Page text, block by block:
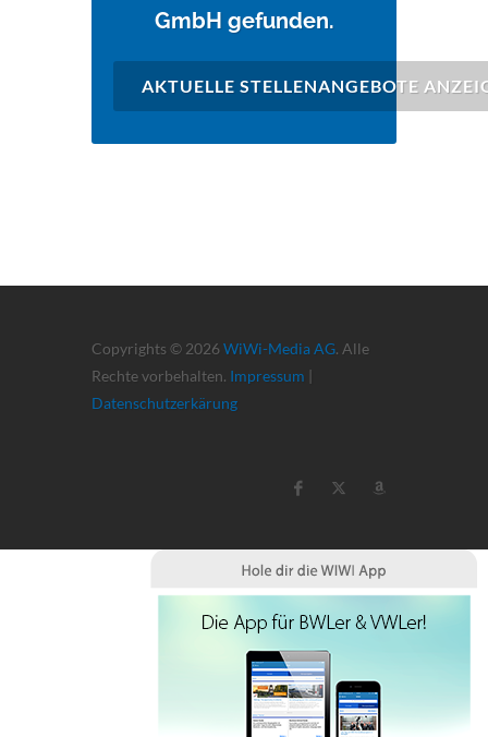
GmbH gefunden.
AKTUELLE STELLENANGEBOTE
Copyrights © 2026 WiWi-Media AG. Alle
Rechte vorbehalten. Impressum |
Datenschutzerkärung